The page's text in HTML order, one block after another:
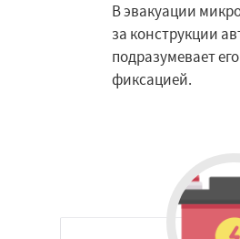
В эвакуации
за конструкции
подразумевает
фиксацией.